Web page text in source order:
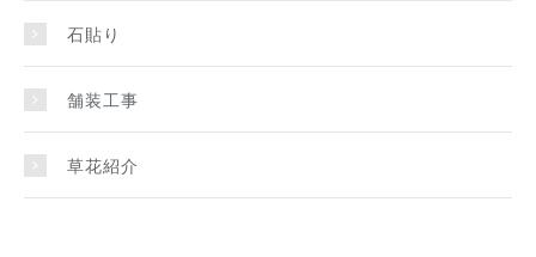
石貼り
舗装工事
草花紹介